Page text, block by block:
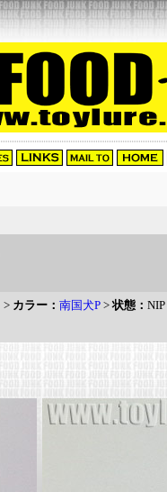
> カラー： 南国犬P >状態： NIP